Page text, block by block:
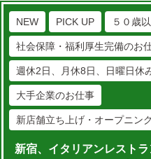
NEW PICK UP ５０歳
社会保障・福利厚生完備のお
週休2日、月休8日、日曜日休
大手企業のお仕事
新店舗立ち上げ・オープニン
新宿、イタリアンレスト